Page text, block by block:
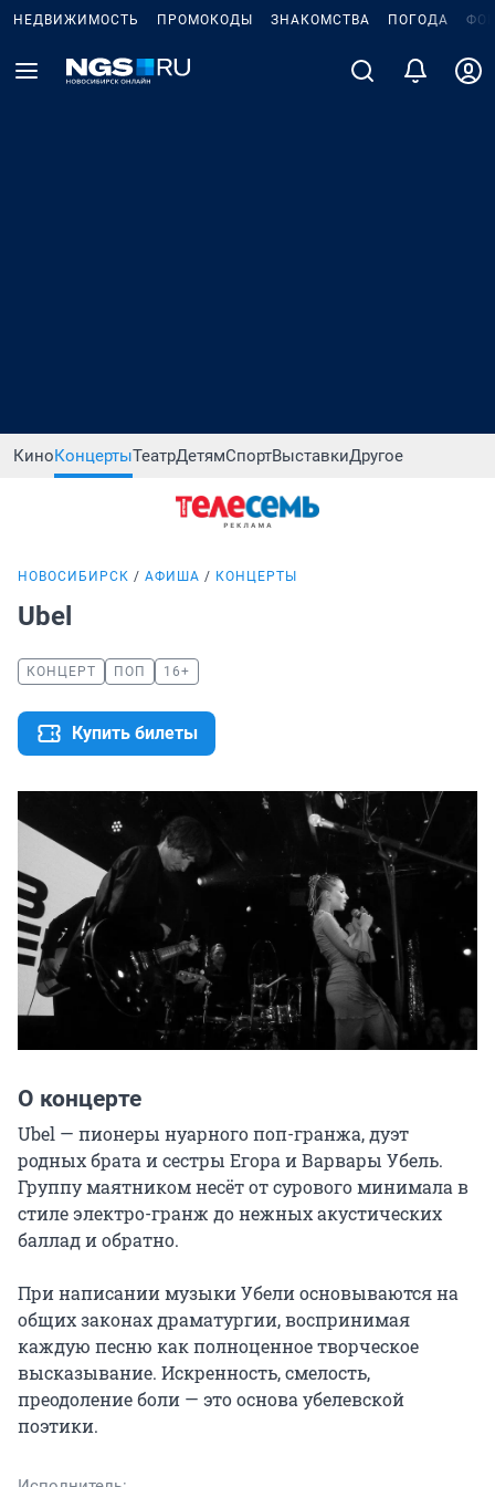
НЕДВИЖИМОСТЬ ПРОМОКОДЫ ЗНАКОМСТВА ПОГОДА
КиноКонцертыТеатрДетямСпортВыставкиДругое
НОВОСИБИРСК АФИША КОНЦЕРТЫ
Ubel
КОНЦЕРТ ПОП 16+
Купить билеты
О концерте
Ubel — пионеры нуарного поп-гранжа, дуэт
родных брата и сестры Егора и Варвары Убель.
Группу маятником несёт от сурового минимала в
стиле электро-гранж до нежных акустических
баллад и обратно.
При написании музыки Убели основываются на
общих законах драматургии, воспринимая
каждую песню как полноценное творческое
высказывание. Искренность, смелость,
преодоление боли — это основа убелевской
поэтики.